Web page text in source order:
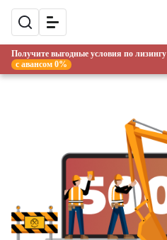
Получите выгодные условия по лизингу
с авансом 0%